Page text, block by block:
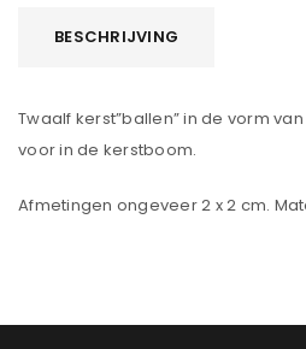
BESCHRIJVING
Twaalf kerst”ballen” in de vorm
voor in de kerstboom.
Afmetingen ongeveer 2 x 2 cm.